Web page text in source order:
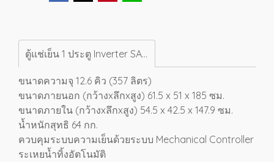
ตู้แช่เย็น 1 ประตู Inverter SANDEN 12.6 คิว "สีดำ" [SPB-0400-BLACK]
ขนาดความจุ 12.6 คิว (357 ลิตร)
ขนาดภายนอก (กว้างxลึกxสูง) 61.5 x 51 x 185 ซม.
ขนาดภายใน (กว้างxลึกxสูง) 54.5 x 42.5 x 147.9 ซม.
น้ำหนักสุทธิ 64 กก.
ควบคุมระบบความเย็นด้วยระบบ Mechanical Controller
ระเหยน้ำทิ้งอัตโนมัติ